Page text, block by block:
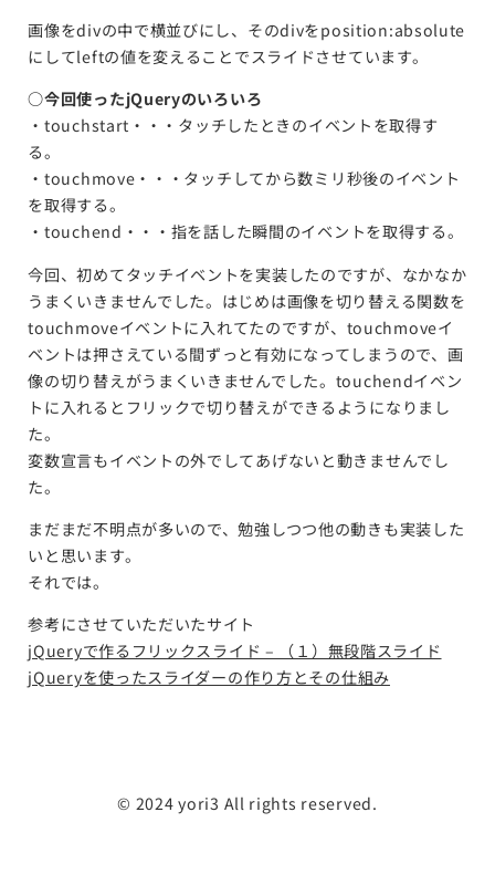
画像をdivの中で横並びにし、そのdivをposition:absolute
にしてleftの値を変えることでスライドさせています。
○今回使ったjQueryのいろいろ
・touchstart・・・タッチしたときのイベントを取得す
る。
・touchmove・・・タッチしてから数ミリ秒後のイベント
を取得する。
・touchend・・・指を話した瞬間のイベントを取得する。
今回、初めてタッチイベントを実装したのですが、なかなか
うまくいきませんでした。はじめは画像を切り替える関数を
touchmoveイベントに入れてたのですが、touchmoveイ
ベントは押さえている間ずっと有効になってしまうので、画
像の切り替えがうまくいきませんでした。touchendイベン
トに入れるとフリックで切り替えができるようになりまし
た。
変数宣言もイベントの外でしてあげないと動きませんでし
た。
まだまだ不明点が多いので、勉強しつつ他の動きも実装した
いと思います。
それでは。
参考にさせていただいたサイト
jQueryで作るフリックスライド – （１）無段階スライド
jQueryを使ったスライダーの作り方とその仕組み
©️ 2024 yori3 All rights reserved.